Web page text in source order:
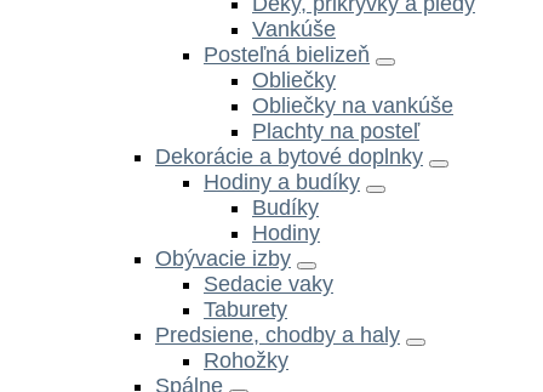
Vankúše
Posteľná bielizeň
Obliečky
Obliečky na vankúše
Plachty na posteľ
Dekorácie a bytové doplnky
Hodiny a budíky
Budíky
Hodiny
Obývacie izby
Sedacie vaky
Taburety
Predsiene, chodby a haly
Rohožky
Spálne